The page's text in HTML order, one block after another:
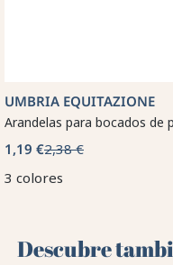
UMBRIA EQUITAZIONE
Arandelas para bocados de
1,19 €2,38 €
3 colores
Descubre